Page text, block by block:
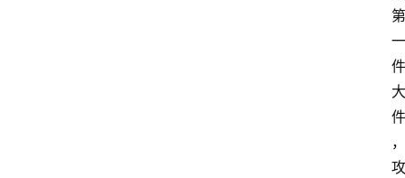
第
一
件
大
件
，
攻